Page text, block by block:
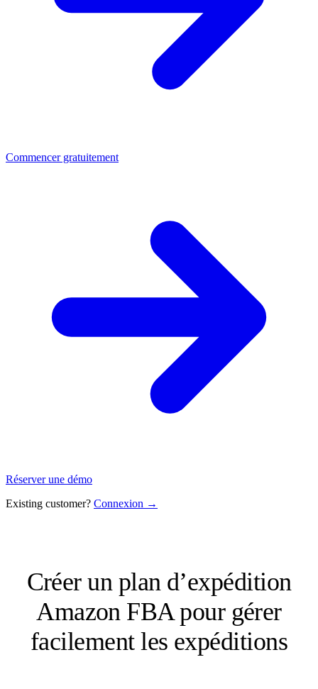
Commencer gratuitement
Réserver une démo
Existing customer? Connexion →
Créer un plan d’expédition
Amazon FBA pour gérer
facilement les expéditions